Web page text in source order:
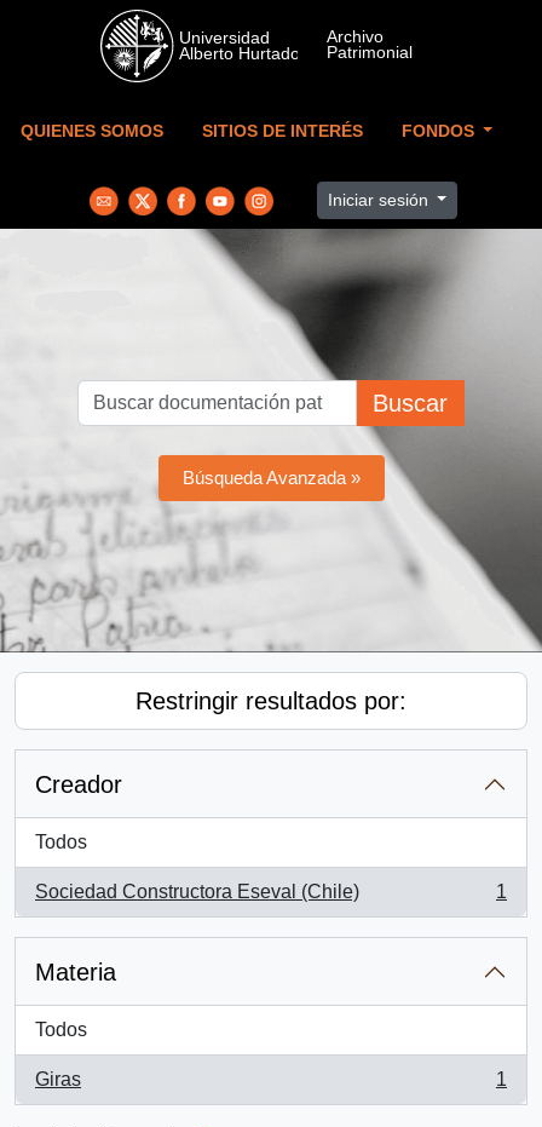
Skip to main content
QUIENES SOMOS SITIOS DE INTERÉS FONDOS
Iniciar sesión
Buscar
Búsqueda Avanzada »
Restringir resultados por:
Creador
Todos
Sociedad Constructora Eseval (Chile)
, 1 resultados
1
Materia
Todos
Giras
, 1 resultados
1